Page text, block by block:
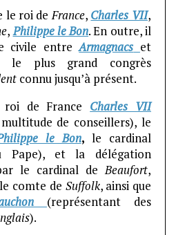
le roi deFrance, Charles VII,
,Philippe le Bon. En outre, il
civile entreArmagnacs et
le plus grand congrès
connu jusqu’à présent.
de France Charles VII
de conseillers), le
le Bon, le cardinal
Pape), et la délégation
le cardinal deBeaufort,
comte de Suffolk, ainsi que
(représentant des
).